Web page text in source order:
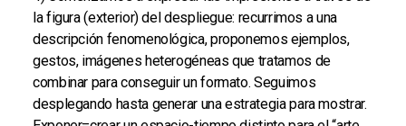
la figura (exterior) del despliegue: recurrimos a una
descripción fenomenológica, proponemos ejemplos,
gestos, imágenes heterogéneas que tratamos de
combinar para conseguir un formato. Seguimos
desplegando hasta generar una estrategia para mostrar.